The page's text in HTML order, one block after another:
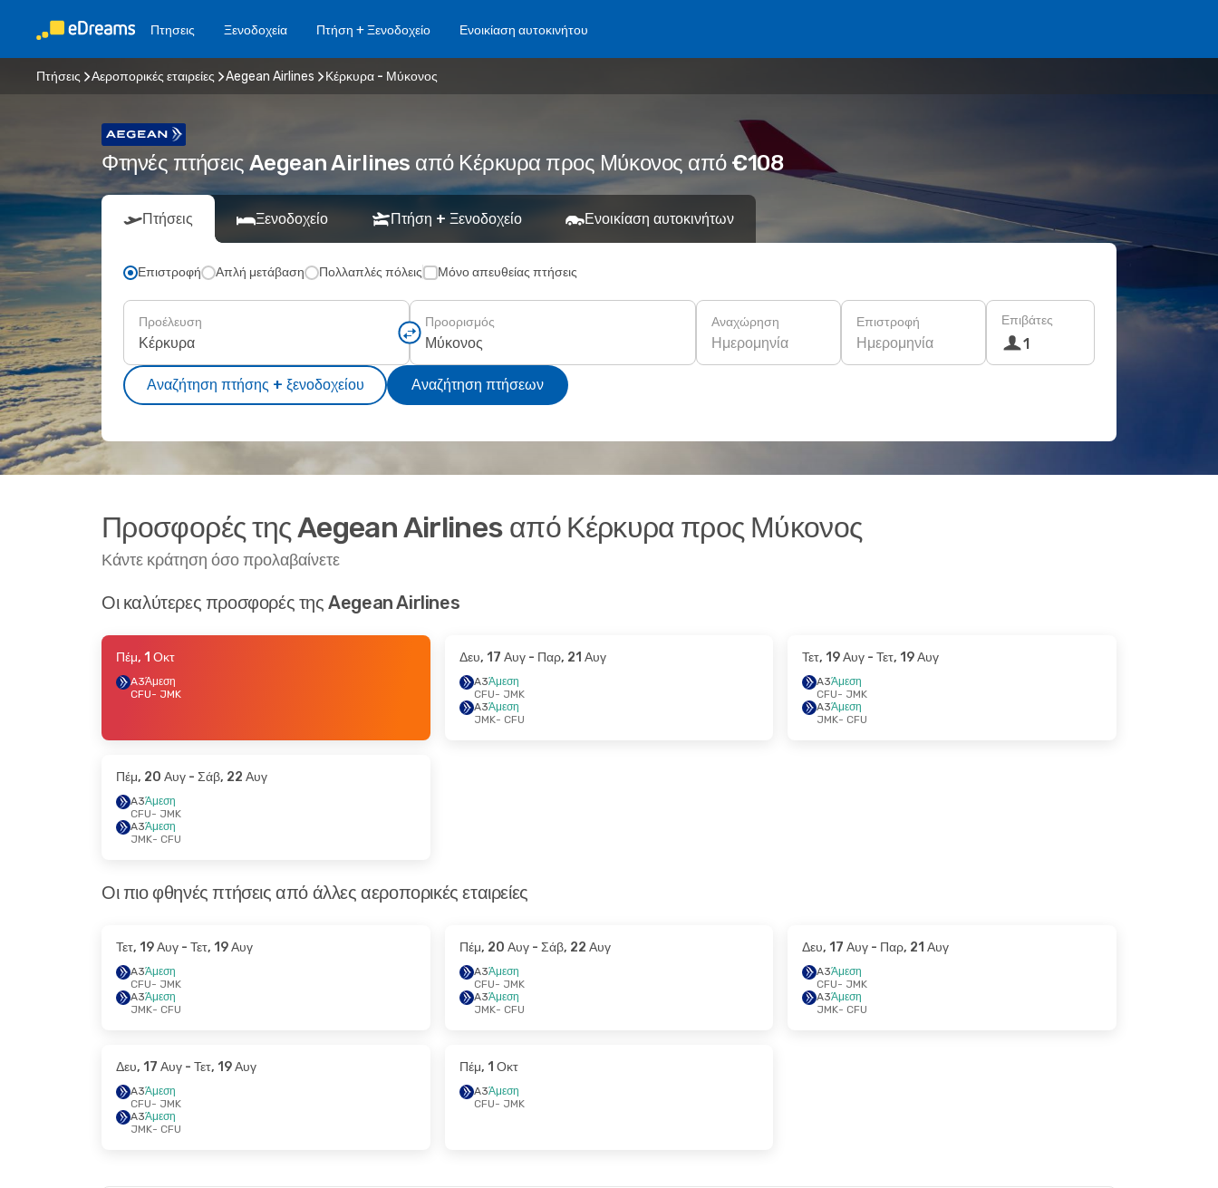
Πτησεις Ξενοδοχεία Πτήση + Ξενοδοχείο Ενοικίαση αυτοκινήτου
Πτήσεις Αεροπορικές εταιρείες Aegean Airlines Κέρκυρα - Μύκονος
Φτηνές πτήσεις Aegean Airlines από Κέρκυρα προς Μύκονος από €108
Πτήσεις Ξενοδοχείο Πτήση + Ξενοδοχείο Ενοικίαση αυτοκινήτων
Επιστροφή Απλή μετάβαση Πολλαπλές πόλεις Μόνο απευθείας πτήσεις
Προέλευση Προορισμός Αναχώρηση
Ημερομηνία
Επιστροφή
Ημερομηνία
Επιβάτες
1
Αναζήτηση πτήσης + ξενοδοχείου Αναζήτηση πτήσεων
Προσφορές της Aegean Airlines από Κέρκυρα προς Μύκονος
Κάντε κράτηση όσο προλαβαίνετε
Οι καλύτερες προσφορές της Aegean Airlines
Πέμ, 1 Οκτ
A3Άμεση
CFU- JMK
Δευ, 17 Αυγ- Παρ, 21 Αυγ
A3Άμεση
CFU- JMK
A3Άμεση
JMK- CFU
Τετ, 19 Αυγ - Τετ, 19 Αυγ
A3Άμεση
CFU- JMK
A3Άμεση
JMK- CFU
Πέμ, 20 Αυγ - Σάβ, 22 Αυγ
A3Άμεση
CFU- JMK
A3Άμεση
JMK- CFU
Οι πιο φθηνές πτήσεις από άλλες αεροπορικές εταιρείες
Τετ, 19 Αυγ - Τετ, 19 Αυγ
A3Άμεση
CFU- JMK
A3Άμεση
JMK- CFU
Πέμ, 20 Αυγ- Σάβ, 22 Αυγ
A3Άμεση
CFU- JMK
A3Άμεση
JMK- CFU
Δευ, 17 Αυγ - Παρ, 21 Αυγ
A3Άμεση
CFU- JMK
A3Άμεση
JMK- CFU
Δευ, 17 Αυγ - Τετ, 19 Αυγ
A3Άμεση
CFU- JMK
A3Άμεση
JMK- CFU
Πέμ, 1 Οκτ
A3Άμεση
CFU- JMK